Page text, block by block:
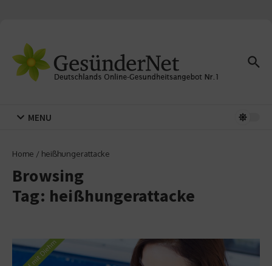
MENU
Home / heißhungerattacke
Browsing
Tag: heißhungerattacke